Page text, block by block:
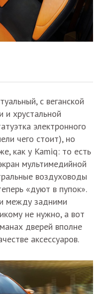
с веганской
и хрустальной
электронного
чего стоит), но
как у Kamiq: то есть
мультимедийной
воздуховоды
«дуют в пупок».
между задними
не нужно, а вот
дверей вполне
аксессуаров.